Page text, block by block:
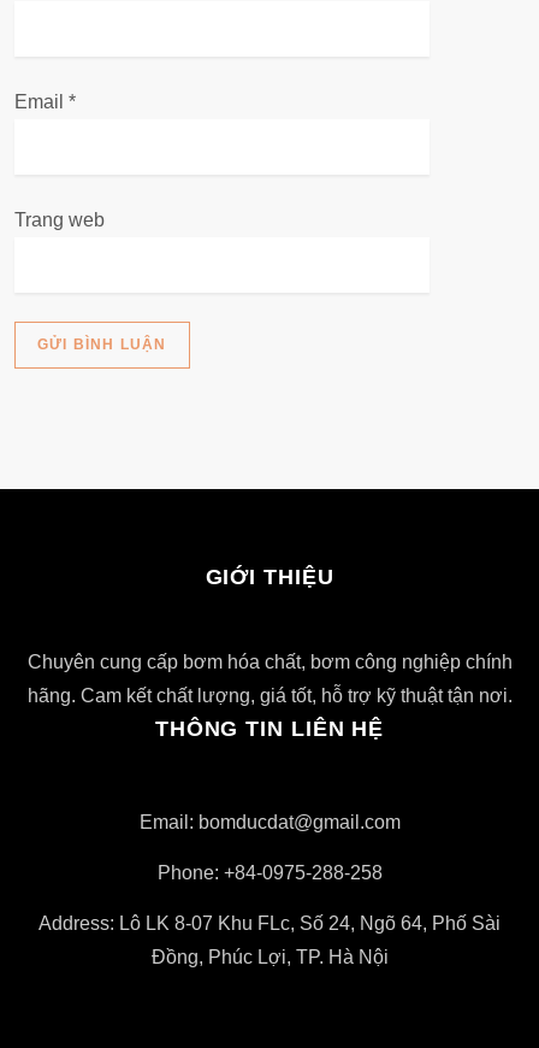
Email *
Trang web
GIỚI THIỆU
Chuyên cung cấp bơm hóa chất, bơm công nghiệp chính
hãng. Cam kết chất lượng, giá tốt, hỗ trợ kỹ thuật tận nơi.
THÔNG TIN LIÊN HỆ
Email: bomducdat@gmail.com
Phone: +84-0975-288-258
Address: Lô LK 8-07 Khu FLc, Số 24, Ngõ 64, Phố Sài
Đồng, Phúc Lợi, TP. Hà Nội